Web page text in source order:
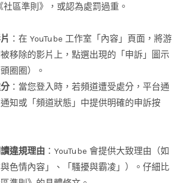
社區準則》，或認為處罰過重。
：在 YouTube 工作室「內容」頁面，將游
移除的影片上，點選出現的「申訴」圖示
頭圈圈）。
：當您登入時，若頻道遭受處分，平台通
知或「頻道狀態」中提供明確的申訴按
違規理由 ：YouTube 會提供大致理由（如
與色情內容」、「騷擾與霸凌」）。仔細比